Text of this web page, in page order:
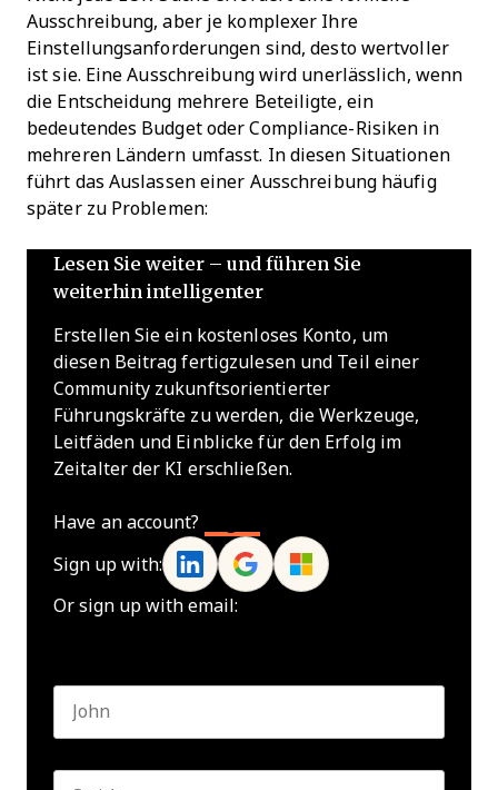
Ausschreibung, aber je komplexer Ihre
Einstellungsanforderungen sind, desto wertvoller
ist sie. Eine Ausschreibung wird unerlässlich, wenn
die Entscheidung mehrere Beteiligte, ein
bedeutendes Budget oder Compliance-Risiken in
mehreren Ländern umfasst. In diesen Situationen
führt das Auslassen einer Ausschreibung häufig
später zu Problemen:
Lesen Sie weiter – und führen Sie
weiterhin intelligenter
Erstellen Sie ein kostenloses Konto, um
diesen Beitrag fertigzulesen und Teil einer
Community zukunftsorientierter
Führungskräfte zu werden, die Werkzeuge,
Leitfäden und Einblicke für den Erfolg im
Zeitalter der KI erschließen.
Have an account?
Sign up with:
Or sign up with email: